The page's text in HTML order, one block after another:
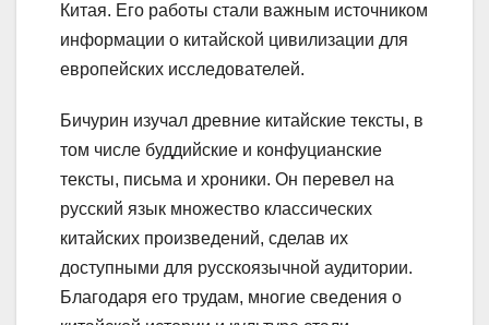
Китая. Его работы стали важным источником
информации о китайской цивилизации для
европейских исследователей.
Бичурин изучал древние китайские тексты, в
том числе буддийские и конфуцианские
тексты, письма и хроники. Он перевел на
русский язык множество классических
китайских произведений, сделав их
доступными для русскоязычной аудитории.
Благодаря его трудам, многие сведения о